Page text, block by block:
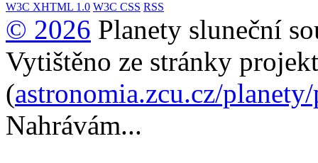
W3C XHTML 1.0 W3C CSS RSS
© 2026 Planety sluneční
Vytištěno ze stránky
(astronomia.zcu.cz/
Nahrávám...